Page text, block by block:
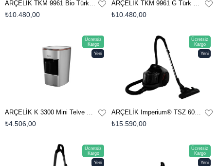
₺10.480,00 ₺10.480,00
ARÇELİK K 3300 Mini Telve Beyaz Türk Kahve Makinesi
₺4.506,00
Ücretsiz
Kargo
Yeni
ARÇELİK Imperium® TSZ 6083 Toz Torbasız Süpürge
₺15.590,00
Ücretsiz
Kargo
Yeni
Ücretsiz
Kargo
Yeni
Ücretsiz
Kargo
Yeni